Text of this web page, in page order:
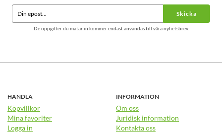
Skicka
De uppgifter du matar in kommer endast användas till våra nyhetsbrev.
HANDLA
Köpvillkor
Mina favoriter
Logga in
INFORMATION
Om oss
Juridisk information
Kontakta oss